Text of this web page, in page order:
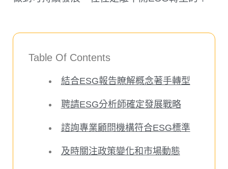
Table Of Contents
結合ESG報告瞭解概念著手轉型
聘請ESG分析師確定發展戰略
諮詢專業顧問機構符合ESG標準
及時關注政策變化和市場動態